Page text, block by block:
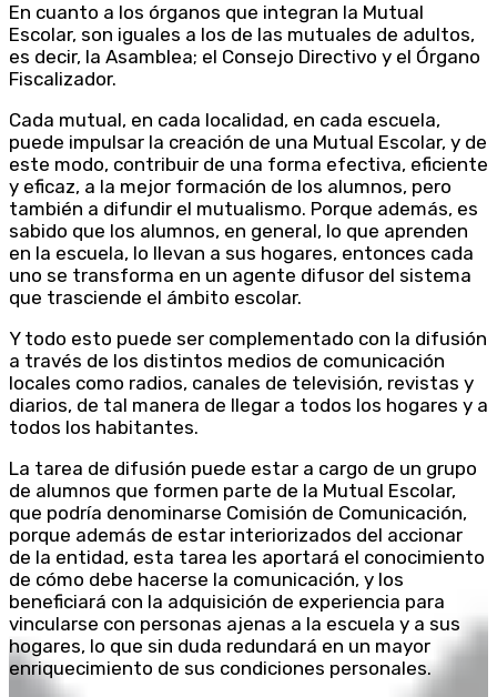
En cuanto a los órganos que integran la Mutual
Escolar, son iguales a los de las mutuales de adultos,
es decir, la Asamblea; el Consejo Directivo y el Órgano
Fiscalizador.
Cada mutual, en cada localidad, en cada escuela,
puede impulsar la creación de una Mutual Escolar, y de
este modo, contribuir de una forma efectiva, eficiente
y eficaz, a la mejor formación de los alumnos, pero
también a difundir el mutualismo. Porque además, es
sabido que los alumnos, en general, lo que aprenden
en la escuela, lo llevan a sus hogares, entonces cada
uno se transforma en un agente difusor del sistema
que trasciende el ámbito escolar.
Y todo esto puede ser complementado con la difusión
a través de los distintos medios de comunicación
locales como radios, canales de televisión, revistas y
diarios, de tal manera de llegar a todos los hogares y a
todos los habitantes.
La tarea de difusión puede estar a cargo de un grupo
de alumnos que formen parte de la Mutual Escolar,
que podría denominarse Comisión de Comunicación,
porque además de estar interiorizados del accionar
de la entidad, esta tarea les aportará el conocimiento
de cómo debe hacerse la comunicación, y los
beneficiará con la adquisición de experiencia para
vincularse con personas ajenas a la escuela y a sus
hogares, lo que sin duda redundará en un mayor
enriquecimiento de sus condiciones personales.